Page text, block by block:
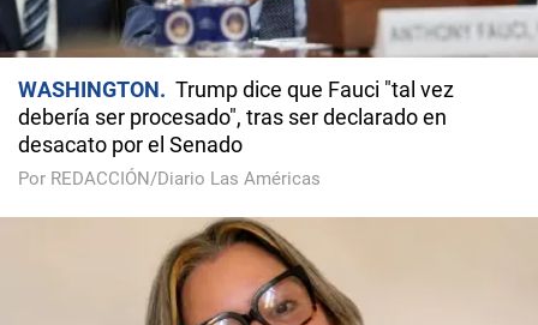
WASHINGTON
Trump dice que Fauci "tal vez
debería ser procesado", tras ser declarado en
desacato por el Senado
Por REDACCIÓN/Diario Las Américas